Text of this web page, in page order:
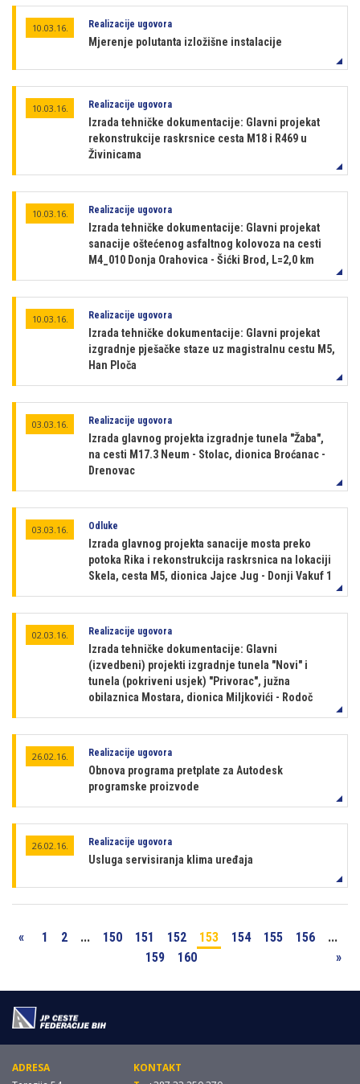
10.03.16. Realizacije ugovora
Mjerenje polutanta izložišne instalacije
10.03.16. Realizacije ugovora
Izrada tehničke dokumentacije: Glavni projekat
rekonstrukcije raskrsnice cesta M18 i R469 u
Živinicama
10.03.16. Realizacije ugovora
Izrada tehničke dokumentacije: Glavni projekat
sanacije oštećenog asfaltnog kolovoza na cesti
M4_010 Donja Orahovica - Šićki Brod, L=2,0 km
10.03.16. Realizacije ugovora
Izrada tehničke dokumentacije: Glavni projekat
izgradnje pješačke staze uz magistralnu cestu M5,
Han Ploča
03.03.16. Realizacije ugovora
Izrada glavnog projekta izgradnje tunela "Žaba",
na cesti M17.3 Neum - Stolac, dionica Broćanac -
Drenovac
03.03.16. Odluke
Izrada glavnog projekta sanacije mosta preko
potoka Rika i rekonstrukcija raskrsnica na lokaciji
Skela, cesta M5, dionica Jajce Jug - Donji Vakuf 1
02.03.16. Realizacije ugovora
Izrada tehničke dokumentacije: Glavni
(izvedbeni) projekti izgradnje tunela "Novi" i
tunela (pokriveni usjek) "Privorac", južna
obilaznica Mostara, dionica Miljkovići - Rodoč
26.02.16. Realizacije ugovora
Obnova programa pretplate za Autodesk
programske proizvode
26.02.16. Realizacije ugovora
Usluga servisiranja klima uređaja
« 1 2 ... 150 151 152 153 154 155 156
...
159
160 »
ADRESA
KONTAKT